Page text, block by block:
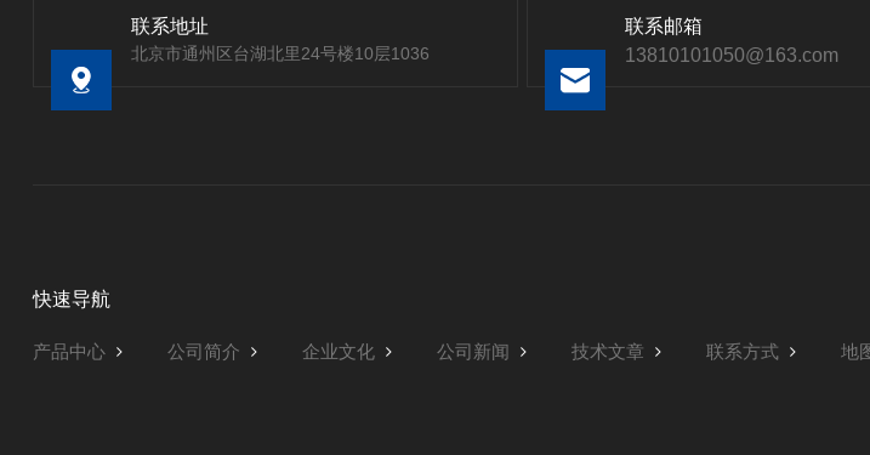
联系地址
北京市通州区台湖北里24号楼10层1036
联系邮箱
13810101050@163.com
快速导航
产品中心 公司简介 企业文化 公司新闻 技术文章 联系方式 地